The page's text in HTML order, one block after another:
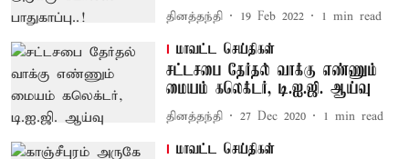
தினத்தந்தி 19 Feb 2022 1 min read
மாவட்ட செய்திகள்
சட்டசபை தேர்தல் வாக்கு எண்ணும்
மையம் கலெக்டர், டி.ஐ.ஜி. ஆய்வு
தினத்தந்தி 27 Dec 2020 1 min read
மாவட்ட செய்திகள்